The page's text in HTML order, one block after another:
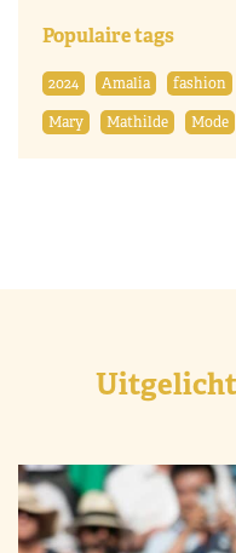
Populaire tags
2024 Amalia fashion
Mary
Mathilde Mode